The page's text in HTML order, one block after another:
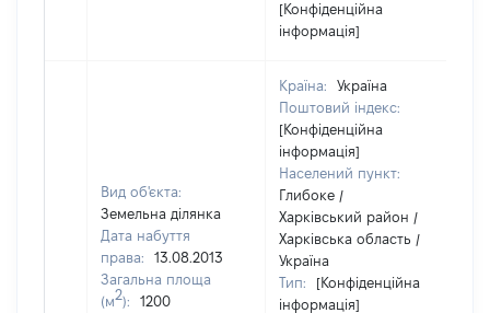
[Конфіденційна
інформація]
Вид об'єкта:
Земельна ділянка
Дата набуття
права:
13.08.2013
Загальна площа
(м2):
1200
Країна:
Україна
Поштовий індекс:
[Конфіденційна
інформація]
Населений пункт:
Глибоке /
Харківський район /
Харківська область /
Україна
Тип:
[Конфіденційна
інформація]